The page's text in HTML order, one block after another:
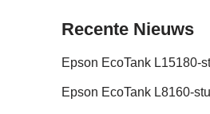
Recente Nieuws
Epson EcoTank L15180-
Epson EcoTank L8160-